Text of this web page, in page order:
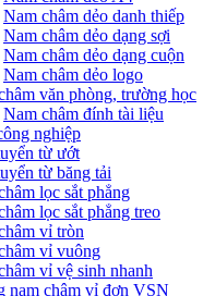
Nam châm dẻo danh thiếp
Nam châm dẻo dạng sợi
Nam châm dẻo dạng cuộn
Nam châm dẻo logo
văn phòng, trường học
Nam châm đính tài liệu
nghiệp
từ ướt
từ băng tải
lọc sắt phẳng
lọc sắt phẳng treo
vỉ tròn
vỉ vuông
vỉ vệ sinh nhanh
nam châm vỉ đơn VSN